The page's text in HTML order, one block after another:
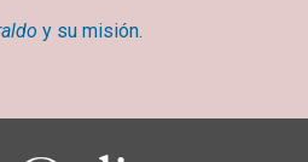
y su misión.